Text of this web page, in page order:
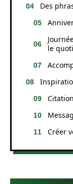
Des
le
Créer